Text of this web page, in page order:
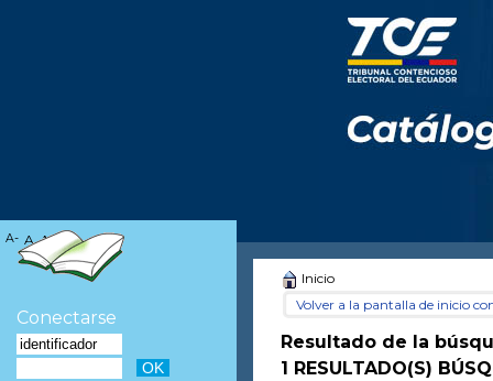
Inicio
Volver a la pantalla de inicio
Resultado de la
1 RESULTADO(S)
A- A A+
Conectarse